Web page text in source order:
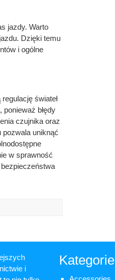
jazdy. Warto
Dzięki temu
i ogólne
świateł
błędy
czujnika oraz
uniknąć
w sprawność
i
Kategorie